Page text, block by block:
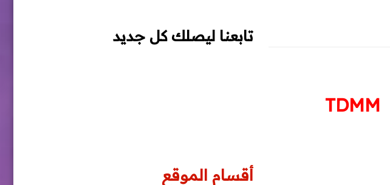
تابعنا ليصلك كل جديد
أقسام الموقع